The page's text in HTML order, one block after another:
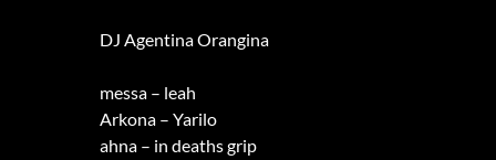
DJ Agentina Orangina
messa – leah
Arkona – Yarilo
ahna – in deaths grip